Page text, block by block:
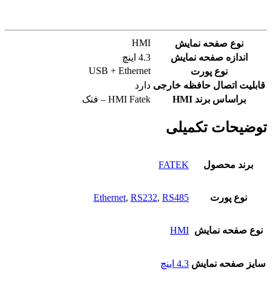
نوع صفحه نمایش
HMI
اندازه صفحه نمایش
4.3 اینچ
نوع پورت
USB + Ethernet
قابلیت اتصال حافظه خارجی دارد
براساس برند HMI
HMI Fatek – فتک
توضیحات تکمیلی
برند محصول FATEK
نوع پورت Ethernet, RS232, RS485
نوع صفحه نمایش HMI
سایز صفحه نمایش 4.3 اینچ